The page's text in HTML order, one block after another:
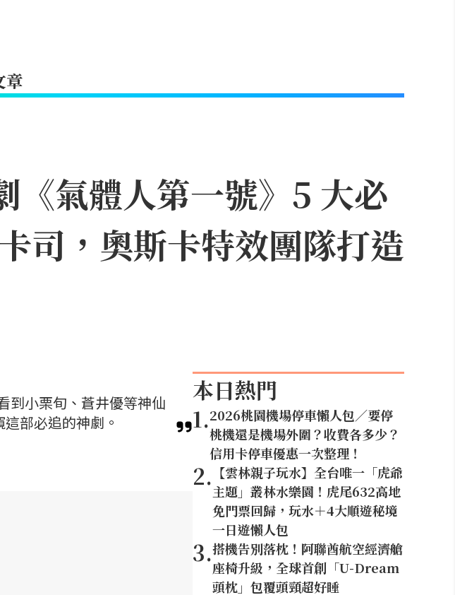
章
氣體人第一號》5 大必
司，奧斯卡特效團隊打造
到小栗旬、蒼井優等神仙
部必追的神劇。
本日熱門
1.2026桃園機場停車懶人包／要停
桃機還是機場外圍？收費各多少？
信用卡停車優惠一次整理！
2. 【雲林親子玩水】全台唯一「虎爺
主題」叢林水樂園！虎尾632高地
免門票回歸，玩水＋4大順遊秘境
一日遊懶人包
3.搭機告別落枕！阿聯酋航空經濟艙
座椅升級，全球首創「U-Dream
頭枕」包覆頭頸超好睡